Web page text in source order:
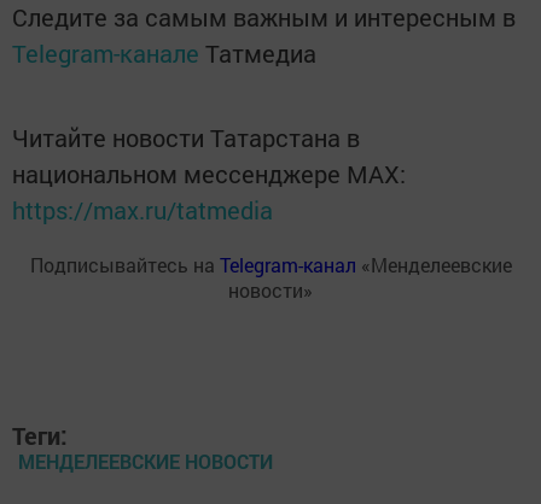
Следите за самым важным и интересным в
Telegram-канале Татмедиа
Читайте новости Татарстана в
национальном мессенджере MАХ:
https://max.ru/tatmedia
Подписывайтесь на Telegram-канал «Менделеевские
новости»
Теги:
МЕНДЕЛЕЕВСКИЕ НОВОСТИ